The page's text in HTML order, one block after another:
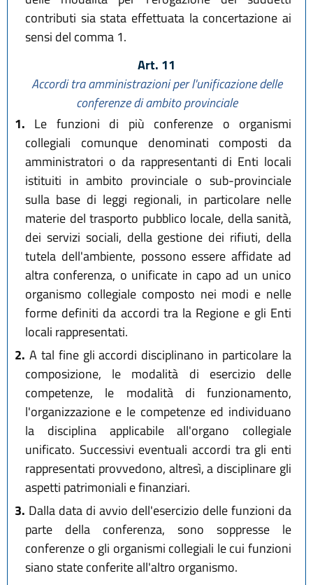
contributi sia stata effettuata la concertazione ai
sensi del comma 1.
Art. 11
Accordi tra amministrazioni per l'unificazione delle
conferenzedi ambito provinciale
1. Le funzioni di più conferenze o organismi
collegiali comunque denominati composti da
amministratori o da rappresentanti di Enti locali
istituiti in ambito provinciale o sub-provinciale
sulla base di leggi regionali, in particolare nelle
materie del trasporto pubblico locale, della sanità,
dei servizi sociali, della gestione dei rifiuti, della
tutela dell'ambiente, possono essere affidate ad
altra conferenza, o unificate in capo ad un unico
organismo collegiale composto nei modi e nelle
forme definiti da accordi tra la Regione e gli Enti
locali rappresentati.
2. A tal fine gli accordi disciplinano in particolare la
composizione, le modalità di esercizio delle
competenze, le modalità di funzionamento,
l'organizzazione e le competenze ed individuano
la disciplina applicabile all'organo collegiale
unificato. Successivi eventuali accordi tra gli enti
rappresentati provvedono, altresì, a disciplinare gli
aspetti patrimoniali e finanziari.
3. Dalla data di avvio dell'esercizio delle funzioni da
parte della conferenza, sono soppresse le
conferenze o gli organismi collegiali le cui funzioni
siano state conferite all'altro organismo.